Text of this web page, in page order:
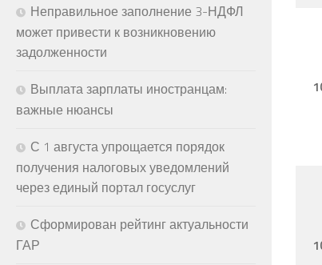
Неправильное заполнение 3-НДФЛ
может привести к возникновению
задолженности
Выплата зарплаты иностранцам:
важные нюансы
С 1 августа упрощается порядок
получения налоговых уведомлений
через единый портал госуслуг
Сформирован рейтинг актуальности
ГАР